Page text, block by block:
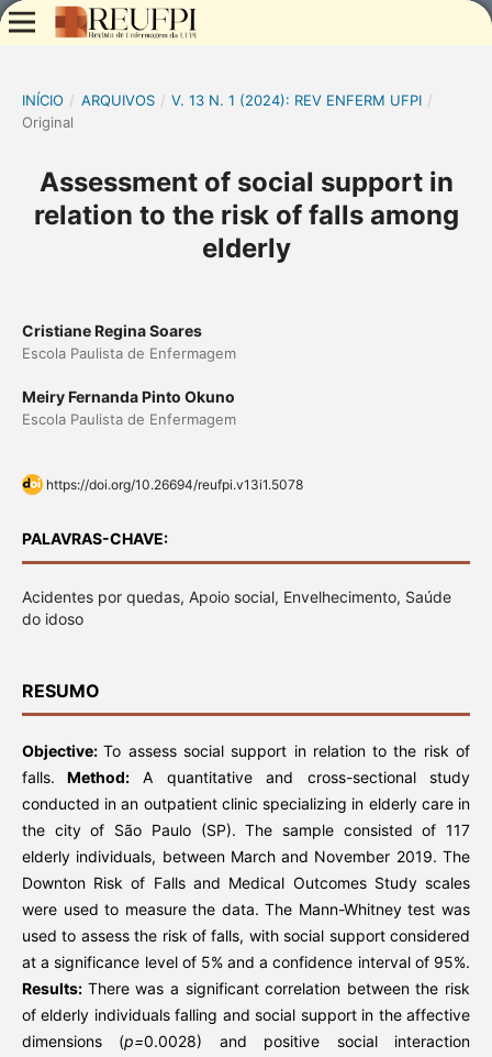
INÍCIO / ARQUIVOS / V. 13 N. 1 (2024): REV ENFERM UFPI /
Original
Assessment of social support in
relation to the risk of falls among
elderly
Cristiane Regina Soares
Escola Paulista de Enfermagem
Meiry Fernanda Pinto Okuno
Escola Paulista de Enfermagem
https://doi.org/10.26694/reufpi.v13i1.5078
PALAVRAS-CHAVE:
Acidentes por quedas, Apoio social, Envelhecimento, Saúde
do idoso
RESUMO
Objective:To assess social support in relation to the risk of
falls. Method: A quantitative and cross-sectional study
conducted in an outpatient clinic specializing in elderly care in
the city of São Paulo (SP). The sample consisted of 117
elderly individuals, between March and November 2019. The
Downton Risk of Falls and Medical Outcomes Study scales
were used to measure the data. The Mann-Whitney test was
used to assess the risk of falls, with social support considered
at a significance level of 5% and a confidence interval of 95%.
Results: There was a significant correlation between the risk
of elderly individuals falling and social support in the affective
dimensions (p=0.0028) and positive social interaction